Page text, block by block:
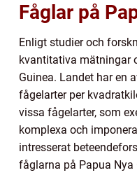
Fåglar på
Enligt studier och
kvantitativa mätningar
Guinea. Landet har en
fågelarter per
vissa fågelarter, som
komplexa och
intresserat
fåglarna på Papua